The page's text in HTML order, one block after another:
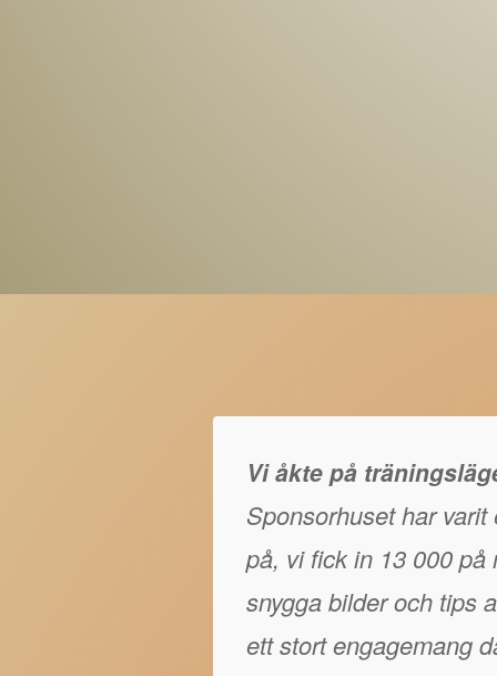
Vi åkte på
Sponsorhuset har
på, vi fick in 13 000 på
snygga bilder och tips
ett stort engagemang